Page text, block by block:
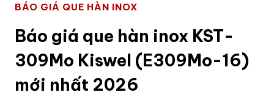
BÁO GIÁ QUE HÀN INOX
Báo giá que hàn inox KST-
309Mo Kiswel (E309Mo-16)
mới nhất 2026